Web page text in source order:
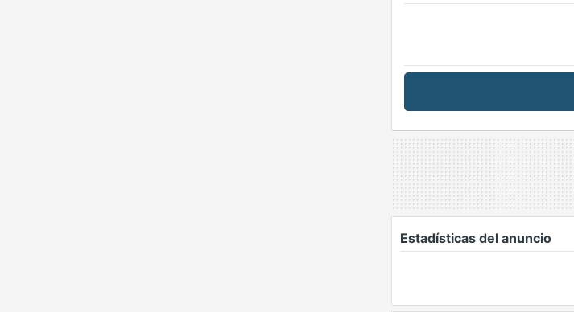
Estadísticas del anuncio